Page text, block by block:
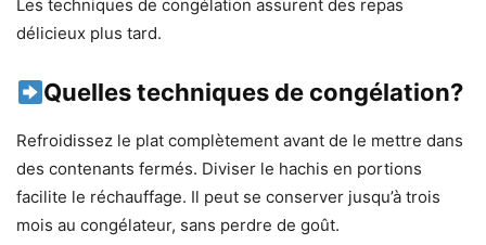
Les techniques de congélation assurent des repas
délicieux plus tard.
Quelles techniques de congélation?
Refroidissez le plat complètement avant de le mettre dans
des contenants fermés. Diviser le hachis en portions
facilite le réchauffage. Il peut se conserver jusqu’à trois
mois au congélateur, sans perdre de goût.